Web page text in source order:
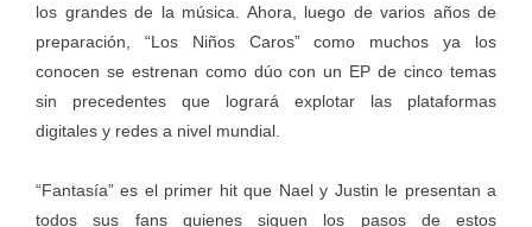
los grandes de la música. Ahora, luego de varios años de
preparación, “Los Niños Caros” como muchos ya los
conocen se estrenan como dúo con un EP de cinco temas
sin precedentes que logrará explotar las plataformas
digitales y redes a nivel mundial.
“Fantasía” es el primer hit que Nael y Justin le presentan a
todos sus fans quienes siguen los pasos de estos